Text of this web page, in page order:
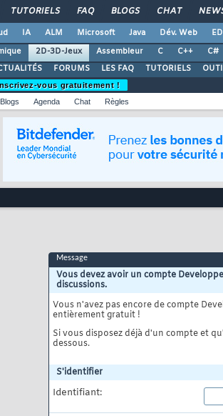
TUTORIELS FAQ BLOGS CHAT
IA ALM Microsoft Java Dév. Web
2D-3D-Jeux Assembleur C C++ C#
FORUMS LES FAQ TUTORIELS
vous gratuitement !
Blogs Agenda Chat Règles
Message
Vous devez avoir un compte
discussions.
Vous n'avez pas encore de compte
entièrement gratuit !
Si vous disposez déjà d'un compte et
dessous.
S'identifier
Identifiant: